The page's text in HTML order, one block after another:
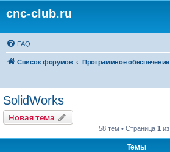
cnc-club.ru
FAQ
Список форумов Программное обеспечение
SolidWorks
Новая тема
58 тем • Страница 1 из
Темы